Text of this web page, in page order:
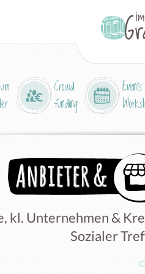
Crowd
funding
kl. Unternehmen &
Sozialer